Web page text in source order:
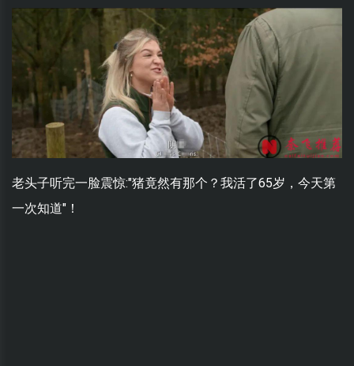
老头子听完一脸震惊:"猪竟然有那个？我活了65岁，今天第
一次知道"！